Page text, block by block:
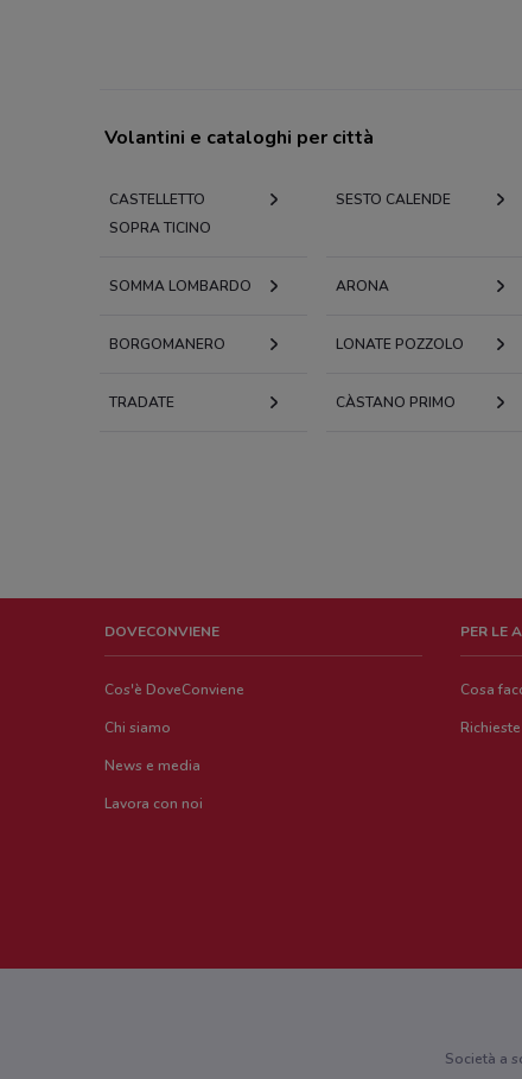
Volantini e cataloghi per città
CASTELLETTO
SOPRA TICINO
SESTO CALENDE
SOMMA LOMBARDO ARONA
BORGOMANERO LONATE POZZOLO
TRADATE CÀSTANO PRIMO
DOVECONVIENE
Cos'è DoveConviene
Chi siamo
News e media
Lavora con noi
PER LE
Cosa
Società a